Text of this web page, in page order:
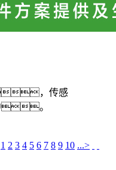
，传感
。
1 2 3 4 5 6 7 8 9 10 ...>